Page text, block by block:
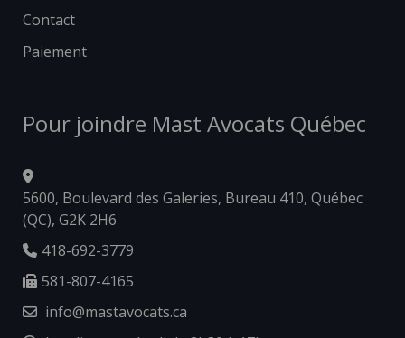
Contact
Paiement
Pour joindre Mast Avocats Québec
5600, Boulevard des Galeries, Bureau 410, Québec
(QC), G2K 2H6
418-692-3779
581-807-4165
info@mastavocats.ca